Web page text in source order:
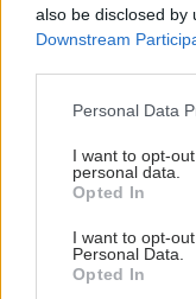
also be disclosed by
Downstream
Please note that
not limited to your
grant or deny
use your data for
consent section.
Personal Data
I want to opt-
personal data.
Opted In
I want to opt-
Personal Data.
Opted In